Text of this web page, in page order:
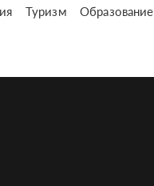
Туризм Образование